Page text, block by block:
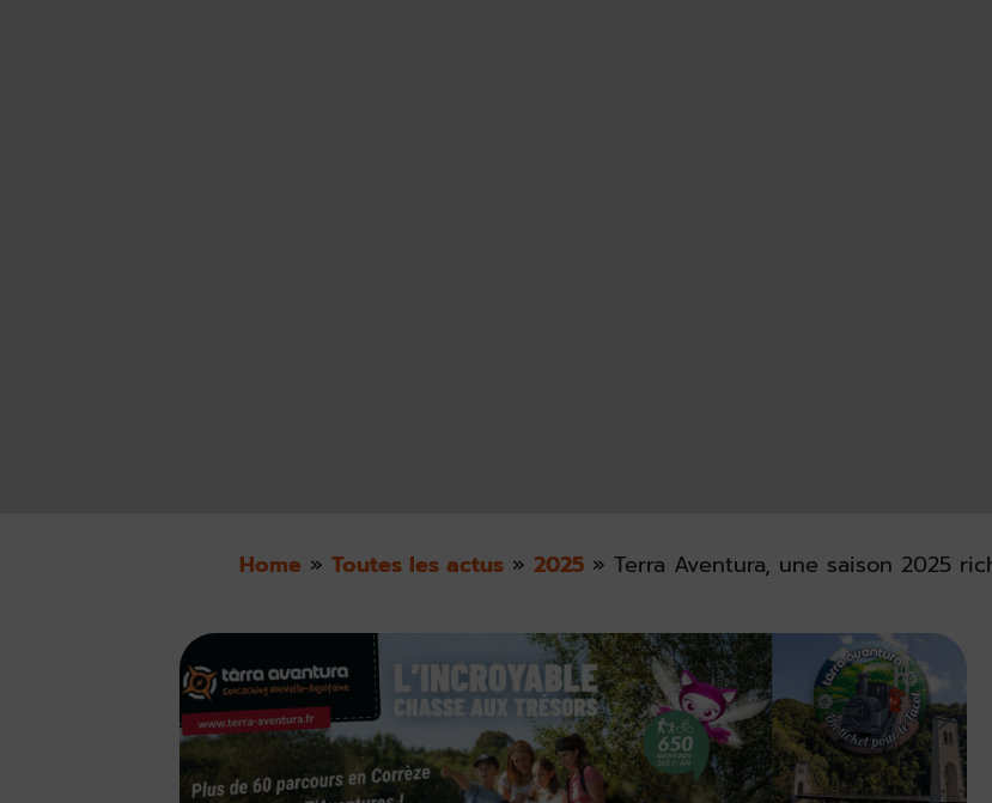
Home » Toutes les actus » 2025 » Terra Aventura, une saison 2025